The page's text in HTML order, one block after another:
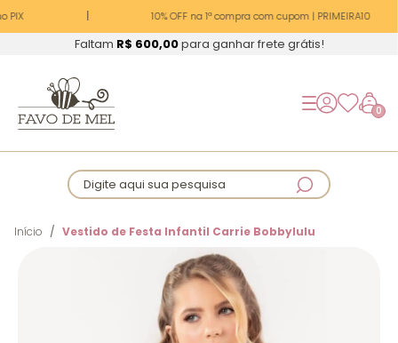
PIX 10% OFF na 1ª compra com cupom | PRIMEIRA10
Faltam R$ 600,00para ganhar frete grátis!
0
Digite aqui sua pesquisa
Início Vestido de Festa Infantil Carrie Bobbylulu